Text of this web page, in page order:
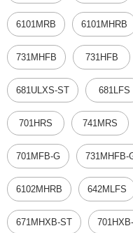
6101MRB 6101MHRB
731MHFB 731HFB
681ULXS-ST 681LFS
701HRS 741MRS
701MFB-G 731MHFB-
6102MHRB 642MLFS
671MHXB-ST